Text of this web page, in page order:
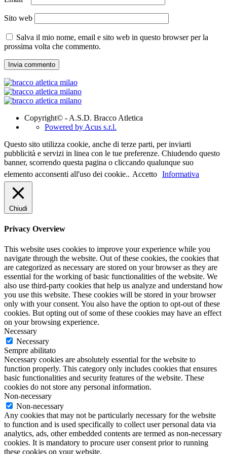
Sito web
Salva il mio nome, email e sito web in questo browser per la
prossima volta che commento.
Copyright© - A.S.D. Bracco Atletica
Powered by Acus s.r.l.
Questo sito utilizza cookie, anche di terze parti, per inviarti
pubblicità e servizi in linea con le tue preferenze. Chiudendo questo
banner, scorrendo questa pagina o cliccando qualunque suo
elemento acconsenti all'uso dei cookie.. Accetto Informativa
Chiudi
Privacy Overview
This website uses cookies to improve your experience while you
navigate through the website. Out of these cookies, the cookies that
are categorized as necessary are stored on your browser as they are
essential for the working of basic functionalities of the website. We
also use third-party cookies that help us analyze and understand how
you use this website. These cookies will be stored in your browser
only with your consent. You also have the option to opt-out of these
cookies. But opting out of some of these cookies may have an effect
on your browsing experience.
Necessary
Necessary
Sempre abilitato
Necessary cookies are absolutely essential for the website to
function properly. This category only includes cookies that ensures
basic functionalities and security features of the website. These
cookies do not store any personal information.
Non-necessary
Non-necessary
Any cookies that may not be particularly necessary for the website
to function and is used specifically to collect user personal data via
analytics, ads, other embedded contents are termed as non-necessary
cookies. It is mandatory to procure user consent prior to running
these cookies on your website.